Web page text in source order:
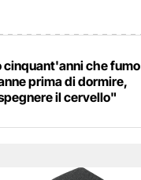
cinquant'anni che fumo
prima di dormire,
il cervello"